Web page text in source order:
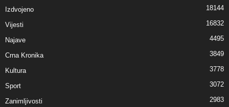
Izdvojeno 18144
Vijesti 16832
Najave 4495
Crna Kronika 3849
Kultura 3778
Sport 3072
Zanimljivosti 2983